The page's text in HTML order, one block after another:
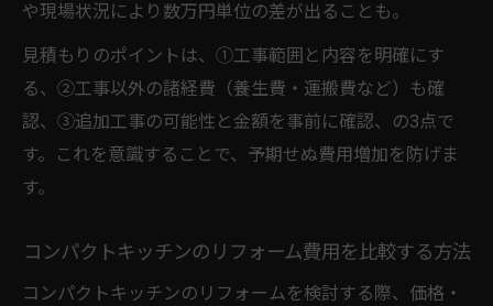
や現場状況により数万円単位の差が出ることも。
見積もりのポイントは、①工事範囲と内容を明確にす
る、②工事以外の諸経費（養生費・運搬費など）も確
認、③追加工事の可能性と金額を事前に確認、の3点で
す。これを意識することで、予期せぬ費用増加を防げま
す。
コンパクトキッチンのリフォーム費用を比較する方法
コンパクトキッチンのリフォームを検討する際、価格・